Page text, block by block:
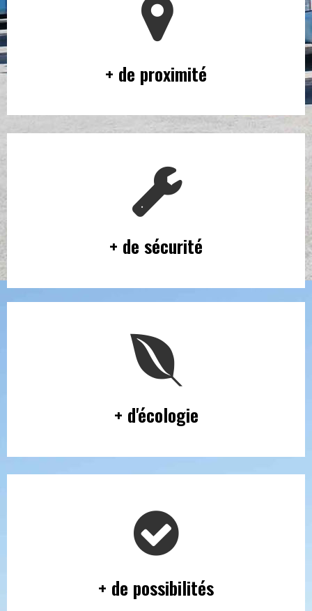
+ de proximité
+ de sécurité
+ d'écologie
+ de possibilités